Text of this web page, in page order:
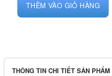
THÊM VÀO GIỎ HÀNG
THÔNG TIN CHI TIẾT SẢN PHẨM